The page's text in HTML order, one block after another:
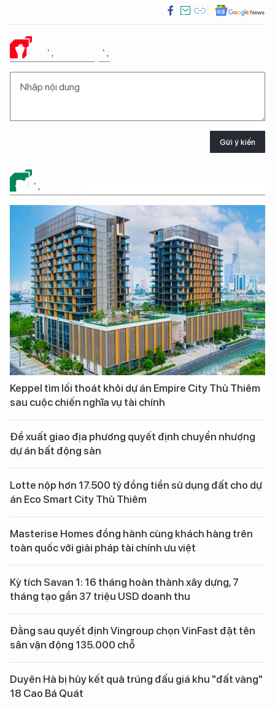
Ý KIẾN CỦA BẠN
Gửi ý kiến
ĐỪNG BỎ LỠ
Keppel tìm lối thoát khỏi dự án Empire City Thủ Thiêm
sau cuộc chiến nghĩa vụ tài chính
Đề xuất giao địa phương quyết định chuyển nhượng
dự án bất động sản
Lotte nộp hơn 17.500 tỷ đồng tiền sử dụng đất cho dự
án Eco Smart City Thủ Thiêm
Masterise Homes đồng hành cùng khách hàng trên
toàn quốc với giải pháp tài chính ưu việt
Kỳ tích Savan 1: 16 tháng hoàn thành xây dựng, 7
tháng tạo gần 37 triệu USD doanh thu
Đằng sau quyết định Vingroup chọn VinFast đặt tên
sân vận động 135.000 chỗ
Duyên Hà bị hủy kết quả trúng đấu giá khu "đất vàng"
18 Cao Bá Quát